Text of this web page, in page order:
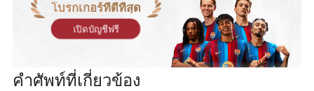
โบรกเกอร์ที่ดีที่สุด
เปิดบัญชีฟรี
คำศัพท์ที่เกี่ยวข้อง